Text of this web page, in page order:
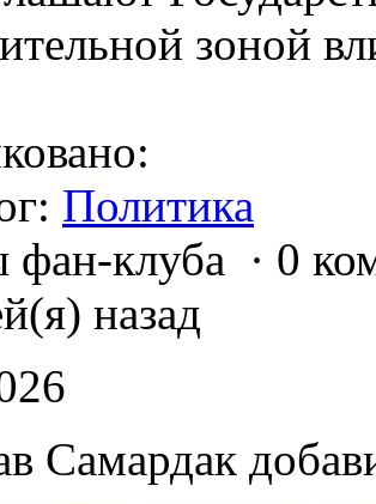
зоной
Политика
фан-клуба · 0
назад
Самардак